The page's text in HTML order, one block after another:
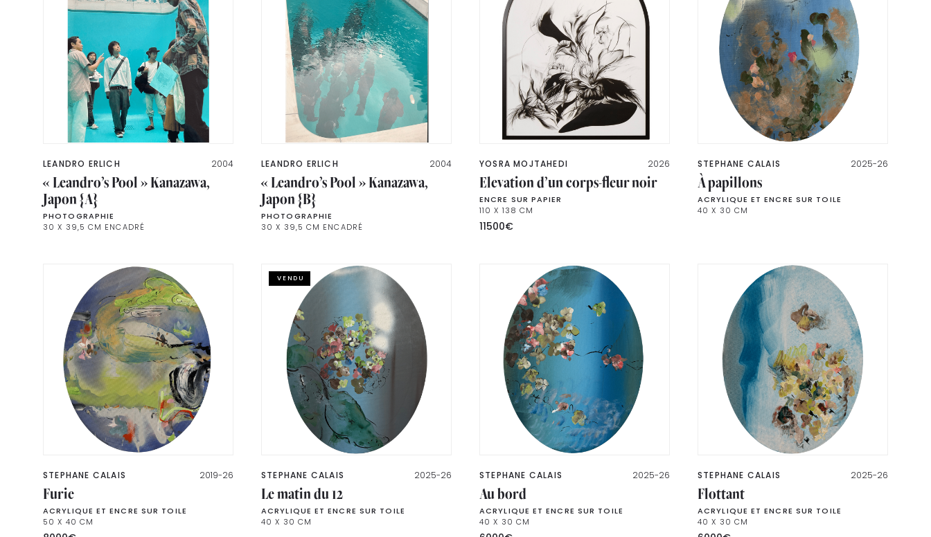
2004
LEANDRO ERLICH
« Leandro’s Pool » Kanazawa,
Japon {A}
PHOTOGRAPHIE
30 X 39,5 CM ENCADRÉ
2004
LEANDRO ERLICH
« Leandro’s Pool » Kanazawa,
Japon {B}
PHOTOGRAPHIE
30 X 39,5 CM ENCADRÉ
2026
YOSRA MOJTAHEDI
Elevation d’un corps-fleur noir
ENCRE SUR PAPIER
110 X 138 CM
11500€
2025-26
STEPHANE CALAIS
À papillons
ACRYLIQUE ET ENCRE SUR TOILE
40 X 30 CM
2019-26
STEPHANE CALAIS
Furie
ACRYLIQUE ET ENCRE SUR TOILE
50 X 40 CM
VENDU
2025-26
STEPHANE CALAIS
Le matin du 12
ACRYLIQUE ET ENCRE SUR TOILE
40 X 30 CM
2025-26
STEPHANE CALAIS
Au bord
ACRYLIQUE ET ENCRE SUR TOILE
40 X 30 CM
2025-26
STEPHANE CALAIS
Flottant
ACRYLIQUE ET ENCRE SUR TOILE
40 X 30 CM